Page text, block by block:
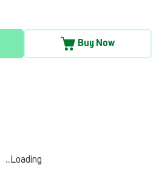
Buy Now
Loading…